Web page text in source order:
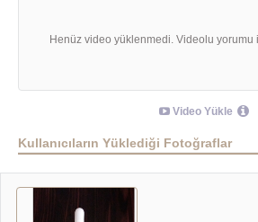
Henüz video yüklenmedi. Videolu yorumu
Video Yükle
Kullanıcıların Yüklediği Fotoğraflar